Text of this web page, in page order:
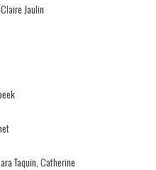
Jaulin
Taquin, Catherine